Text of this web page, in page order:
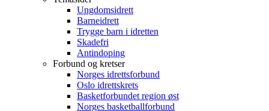
Ungdomsidrett
Barneidrett
Trygge barn i idretten
Skadefri
Antindoping
Forbund og kretser
Norges idrettsforbund
Oslo idrettskrets
Basketforbundet region øst
Norges basketballforbund